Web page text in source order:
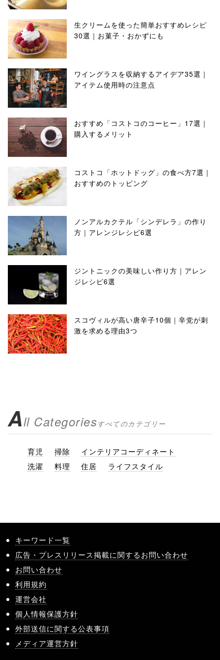
生クリームを使った簡単おすすめレシピ
30選｜お菓子・おかずにも
ワイングラスを収納するアイデア35選｜
アイテム使用時の注意点
おすすめ「コストコのコーヒー」17選｜
購入するメリット
コストコ「ホットドッグ」の食べ方7選｜
おすすめのトッピング
ノンアルカクテル「シンデレラ」の作り
方｜アレンジレシピ6選
ジントニックの美味しい作り方｜アレン
ジレシピ6選
スコヴィルが高い唐辛子10個｜辛党が刺
激を求める理由3つ
All Categoriesすべてのカテゴリー
育児 掃除
インテリアコーディネート
洗濯
料理 住居 ライフスタイル
キーワード一覧
広告・プレスリリース掲載に関するお問い合わせ
お問い合わせ
利用規約
運営会社
個人情報保護方針
外部送信に関する公表事項
メディア運営方針